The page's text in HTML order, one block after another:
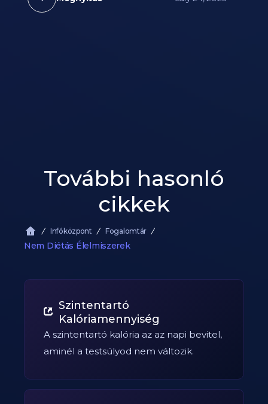
További hasonló
cikkek
Infóközpont Fogalomtár
Nem Diétás Élelmiszerek
Szintentartó
Kalóriamennyiség
A szintentartó kalória az az napi bevitel,
aminél a testsúlyod nem változik.